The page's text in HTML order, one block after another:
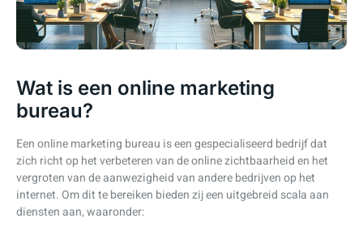
Wat is een online marketing
bureau?
Een online marketing bureau is een gespecialiseerd bedrijf dat
zich richt op het verbeteren van de online zichtbaarheid en het
vergroten van de aanwezigheid van andere bedrijven op het
internet. Om dit te bereiken bieden zij een uitgebreid scala aan
diensten aan, waaronder: